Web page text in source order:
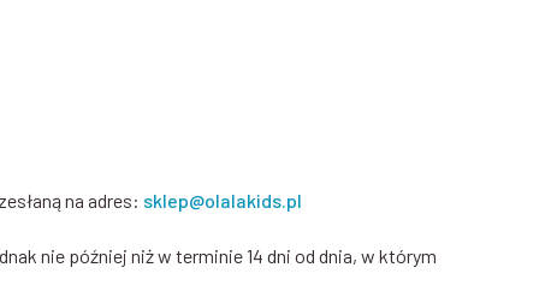
na adres: sklep@olalakids.pl
nie później niż w terminie 14 dni od dnia, w którym